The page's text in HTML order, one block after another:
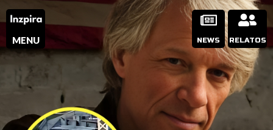
MENU NEWS RELATOS